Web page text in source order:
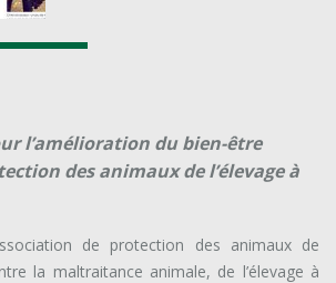
l’amélioration du bien-être
des animaux de l’élevage à
de protection des animaux de
la maltraitance animale, de l’élevage à